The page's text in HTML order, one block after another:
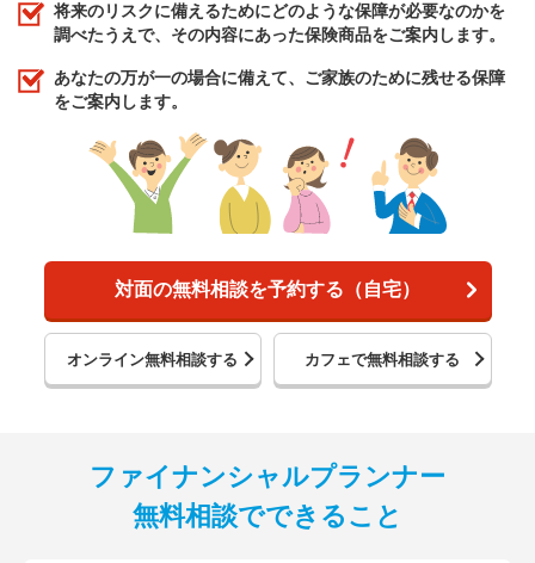
将来のリスクに備えるためにどのような保障が必要なのかを
調べたうえで、その内容にあった保険商品をご案内します。
あなたの万が一の場合に備えて、ご家族のために残せる保障
をご案内します。
対面の無料相談を予約する（自宅）
オンライン無料相談する カフェで無料相談する
ファイナンシャルプランナー
無料相談でできること